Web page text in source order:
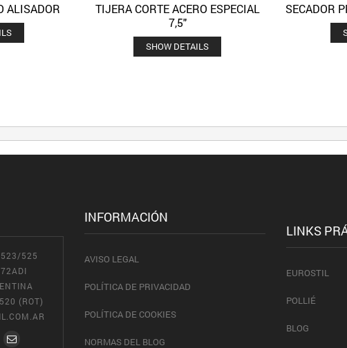
Quick View
ALISADOR Añadir a la lista de deseos Quick View
TIJERA CORTE ACERO ESPECIAL
7,5″
SHOW DETAILS
Añadir a la
SECADOR
523/525
(ROT)
INFORMACIÓN
AVISO LEGAL
POLÍTICA DE PRIVACIDAD
POLÍTICA DE COOKIES
NORMAS DEL BLOG
LINKS
EUROSTIL
POLLIÉ
BLOG